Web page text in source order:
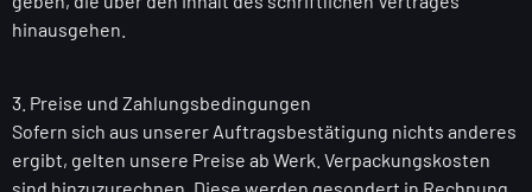
hinausgehen.
3. Preise und Zahlungsbedingungen
Sofern sich aus unserer Auftragsbestätigung nichts anderes
ergibt, gelten unsere Preise ab Werk. Verpackungskosten